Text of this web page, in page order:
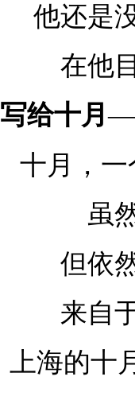
他还是
在他
写给十月
十月，
虽
但依
来自
上海的十